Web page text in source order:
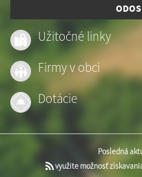
Užitočné linky
Firmy v obci
Dotácie
Posledná
využite možnosť